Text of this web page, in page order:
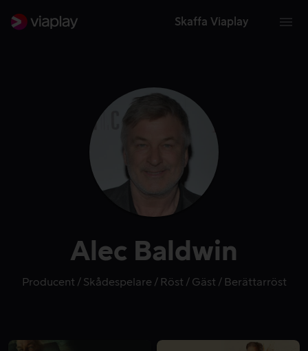
Skaffa Viaplay
Alec Baldwin
Producent Skådespelare Röst Gäst Berättarröst